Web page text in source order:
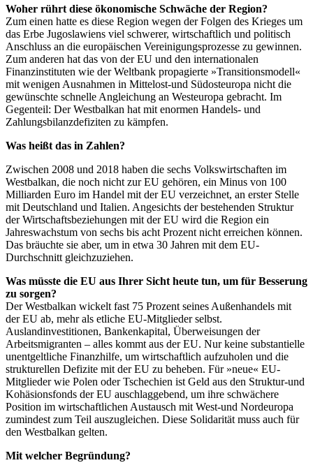
Woher rührt diese ökonomische Schwäche der Region?
Zum einen hatte es diese Region wegen der Folgen des Krieges um
das Erbe Jugoslawiens viel schwerer, wirtschaftlich und politisch
Anschluss an die europäischen Vereinigungsprozesse zu gewinnen.
Zum anderen hat das von der EU und den internationalen
Finanzinstituten wie der Weltbank propagierte »Transitionsmodell«
mit wenigen Ausnahmen in Mittelost-und Südosteuropa nicht die
gewünschte schnelle Angleichung an Westeuropa gebracht. Im
Gegenteil: Der Westbalkan hat mit enormen Handels- und
Zahlungsbilanzdefiziten zu kämpfen.
Was heißt das in Zahlen?
Zwischen 2008 und 2018 haben die sechs Volkswirtschaften im
Westbalkan, die noch nicht zur EU gehören, ein Minus von 100
Milliarden Euro im Handel mit der EU verzeichnet, an erster Stelle
mit Deutschland und Italien. Angesichts der bestehenden Struktur
der Wirtschaftsbeziehungen mit der EU wird die Region ein
Jahreswachstum von sechs bis acht Prozent nicht erreichen können.
Das bräuchte sie aber, um in etwa 30 Jahren mit dem EU-
Durchschnitt gleichzuziehen.
Was müsste die EU aus Ihrer Sicht heute tun, um für Besserung
zu sorgen?
Der Westbalkan wickelt fast 75 Prozent seines Außenhandels mit
der EU ab, mehr als etliche EU-Mitglieder selbst.
Auslandinvestitionen, Bankenkapital, Überweisungen der
Arbeitsmigranten – alles kommt aus der EU. Nur keine substantielle
unentgeltliche Finanzhilfe, um wirtschaftlich aufzuholen und die
strukturellen Defizite mit der EU zu beheben. Für »neue« EU-
Mitglieder wie Polen oder Tschechien ist Geld aus den Struktur-und
Kohäsionsfonds der EU auschlaggebend, um ihre schwächere
Position im wirtschaftlichen Austausch mit West-und Nordeuropa
zumindest zum Teil auszugleichen. Diese Solidarität muss auch für
den Westbalkan gelten.
Mit welcher Begründung?